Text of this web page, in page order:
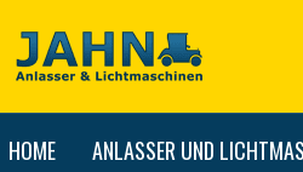
HOME ANLASSER UND